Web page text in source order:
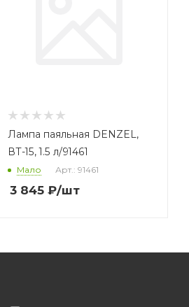
Лампа паяльная DENZEL,
ВТ-15, 1.5 л/91461
Мало Арт.: 91461
3 845 ₽/шт